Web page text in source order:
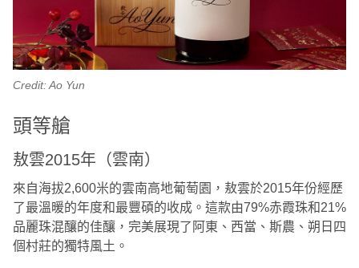
Credit: Ao Yun
頭等艙
敖雲2015年（雲南）
來自海拔2,600米的雲南高地葡萄園，敖雲於2015年份經歷
了最溫暖的年度和最豐碩的收成。這款由79%赤霞珠和21%
品麗珠混釀的佳釀，完美展現了阿東、西當、斯農、朔日四
個村莊的獨特風土。